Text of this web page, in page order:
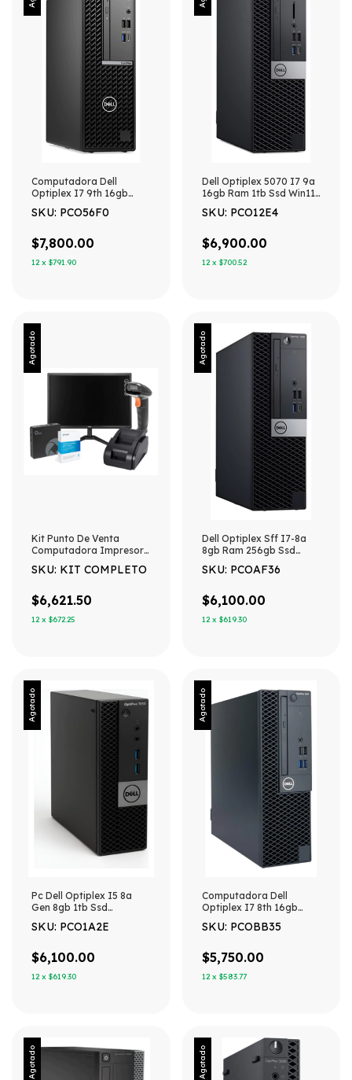
Computadora Dell
Optiplex I7 9th 16gb
Gb 16 Gb Gráficos
SKU: PCO56F0
$7,800.00
12 x $791.90
Dell Optiplex 5070 I7 9a
16gb Ram 1tb Ssd Win11
Integrados
SKU: PCO12E4
$6,900.00
12 x $700.52
Agotado
Kit Punto De Venta
Computadora Impresora
SKU: KIT COMPLETO
$6,621.50
12 x $672.25
Agotado
Dell Optiplex Sff I7-8a
8gb Ram 256gb Ssd
Gráficos Integrados
SKU: PCOAF36
$6,100.00
12 x $619.30
Agotado
Pc Dell Optiplex I5 8a
Gen 8gb 1tb Ssd
Gb Graficos Integrados
SKU: PCO1A2E
$6,100.00
12 x $619.30
Agotado
Computadora Dell
Optiplex I7 8th 16gb
Gb 16 Gb Integrados
SKU: PCOBB35
$5,750.00
12 x $583.77
Agotado Agotado